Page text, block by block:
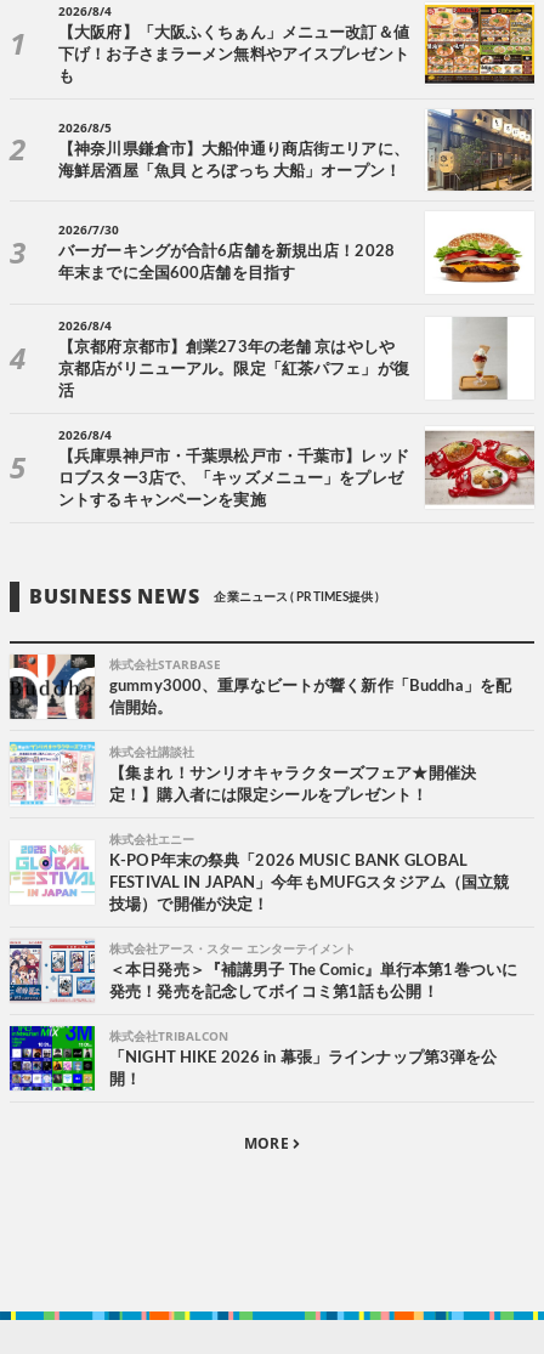
2026/8/4
【大阪府】「大阪ふくちぁん」メニュー改訂＆値
下げ！お子さまラーメン無料やアイスプレゼント
も
2026/8/5
【神奈川県鎌倉市】大船仲通り商店街エリアに、
海鮮居酒屋「魚貝 とろぼっち 大船」オープン！
2026/7/30
バーガーキングが合計6店舗を新規出店！2028
年末までに全国600店舗を目指す
2026/8/4
【京都府京都市】創業273年の老舗 京はやしや
京都店がリニューアル。限定「紅茶パフェ」が復
活
2026/8/4
【兵庫県神戸市・千葉県松戸市・千葉市】レッド
ロブスター3店で、「キッズメニュー」をプレゼ
ントするキャンペーンを実施
BUSINESS NEWS 企業ニュース ( PR TIMES提供 )
株式会社STARBASE
gummy3000、重厚なビートが響く新作「Buddha」を配
信開始。
株式会社講談社
【集まれ！サンリオキャラクターズフェア★開催決
定！】購入者には限定シールをプレゼント！
株式会社エニー
K-POP年末の祭典「2026 MUSIC BANK GLOBAL
FESTIVAL IN JAPAN」今年もMUFGスタジアム（国立競
技場）で開催が決定！
株式会社アース・スター エンターテイメント
＜本日発売＞『補講男子 The Comic』単行本第1巻ついに
発売！発売を記念してボイコミ第1話も公開！
株式会社TRIBALCON
「NIGHT HIKE 2026 in 幕張」ラインナップ第3弾を公
開！
MORE